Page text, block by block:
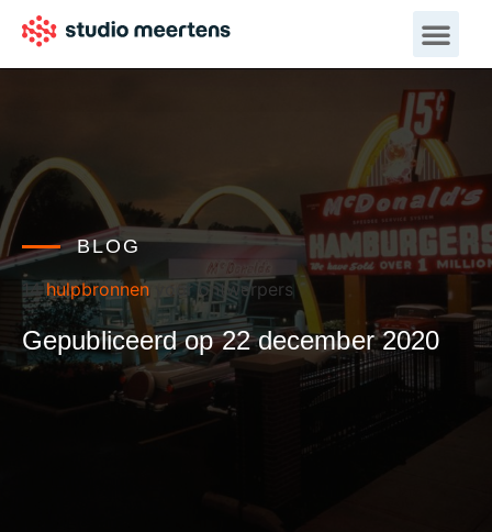
BLOG
14hulpbronnen voor ontwerpers
Gepubliceerd op 22 december 2020